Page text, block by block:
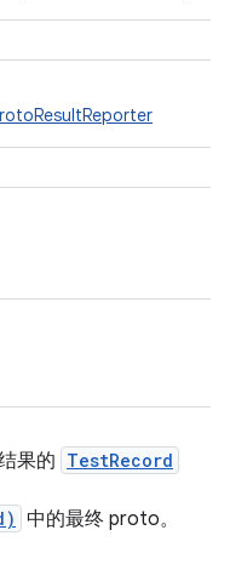
果的 TestRecord
中的最终 proto。